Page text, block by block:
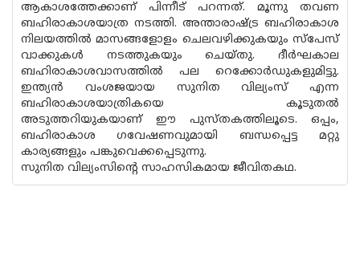
ആകാശത്തേക്കാണ് പിന്നീട് പറന്നത്. മൂന്നു തവണ
ബഹിരാകാശയാത്ര നടത്തി. അന്താരാഷ്ട്ര ബഹിരാകാശ
നിലയത്തില്‍ മാസങ്ങളോളം ചെലവഴിക്കുകയും സ്‌പേസ്
വാക്കുകള്‍ നടത്തുകയും ചെയ്തു. ദീര്‍ഘകാല
ബഹിരാകാശവാസത്തില്‍ പല റെക്കോര്‍ഡുകളുമിട്ടു.
ഇന്ത്യന്‍ വംശജയായ സുനിത വില്യംസ് എന്ന
ബഹിരാകാശയാത്രികയെ കൂടുതല്‍
അടുത്തറിയുകയാണ് ഈ പുസ്തകത്തിലൂടെ. ഒപ്പം,
ബഹിരാകാശ ഗവേഷണവുമായി ബന്ധപ്പെട്ട മറ്റു
കാര്യങ്ങളും പങ്കുവെക്കപ്പെടുന്നു.
സുനിത വില്യംസിന്റെ സാഹസികമായ ജീവിതകഥ.